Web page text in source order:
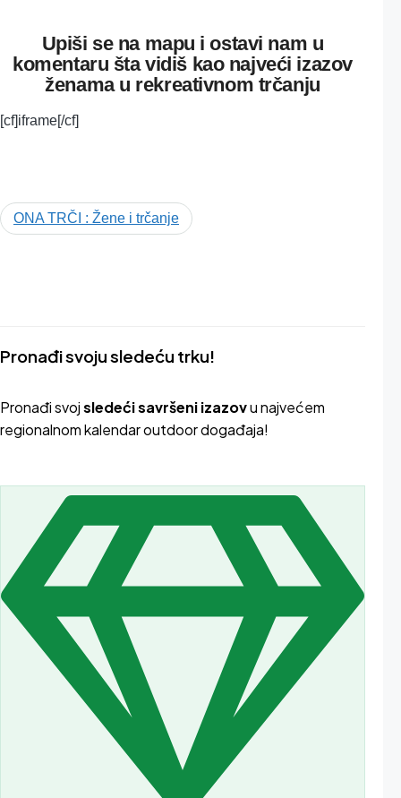
Upiši se na mapu i ostavi nam u
komentaru šta vidiš kao najveći izazov
ženama u rekreativnom trčanju
[cf]iframe[/cf]
ONA TRČI : Žene i trčanje
Pronađi svoju sledeću trku!
Pronađi svojsledeći savršeni izazovu najvećem
regionalnom kalendar outdoor događaja!